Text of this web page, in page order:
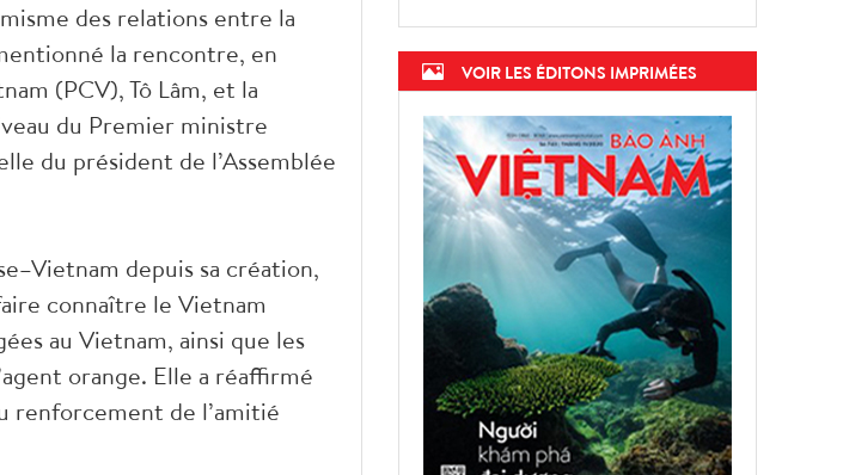
des relations entre la
la rencontre, en
(PCV), Tô Lâm, et la
du Premier ministre
du président de l’Assemblée
depuis sa création,
connaître le Vietnam
au Vietnam, ainsi que les
orange. Elle a réaffirmé
renforcement de l’amitié
VOIR LES ÉDITONS IMPRIMÉES